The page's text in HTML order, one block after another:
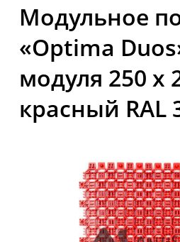
Модульное
«Optima
модуля 250 х
красный RAL